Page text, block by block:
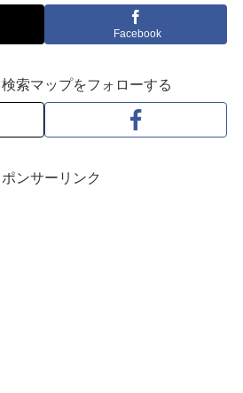
Facebook
索マップをフォローする
ポンサーリンク